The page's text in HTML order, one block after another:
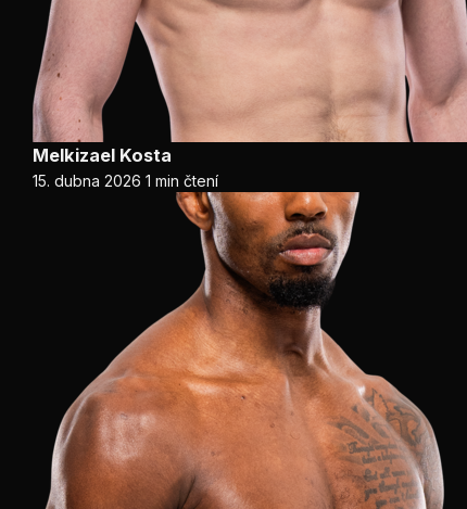
Melkizael Kosta
15. dubna 2026 1 min čtení